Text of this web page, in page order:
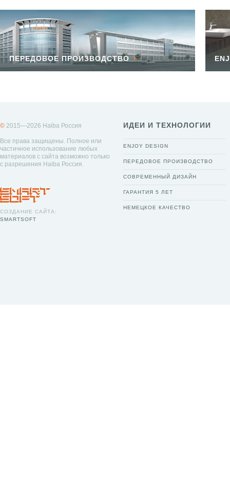
ПЕРЕДОВОЕ ПРОИЗВОДСТВО
© 2015—2026 Haiba Россия
Все права защищены. Полное или
частичное использование любых
материалов с сайта возможно только
с разрешения Haiba Россия.
СОЗДАНИЕ САЙТА:
SMARTSOFT
ИДЕИ И ТЕХНОЛОГИИ
ENJOY DESIGN
ПЕРЕДОВОЕ ПРОИЗВОДСТВО
СОВРЕМЕННЫЙ ДИЗАЙН
ГАРАНТИЯ 5 ЛЕТ
НЕМЕЦКОЕ КАЧЕСТВО